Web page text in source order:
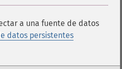
a una fuente de datos
datos persistentes